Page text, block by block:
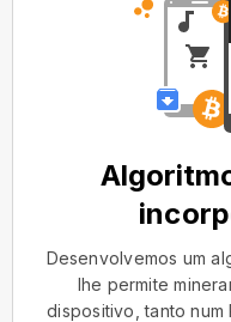
Desenvolvemos um
lhe permite
dispositivo, tanto num